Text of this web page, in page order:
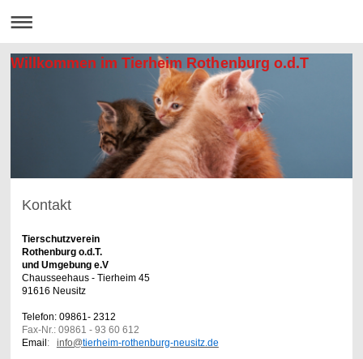
Willkommen im Tierheim Rothenburg o.d.T
Kontakt
Tierschutzverein
Rothenburg o.d.T.
und Umgebung e.V
Chausseehaus - Tierheim 45
91616 Neusitz
Telefon: 09861- 2312
Fax-Nr.: 09861 - 93 60 612
Email : info@tierheim-rothenburg-neusitz.de